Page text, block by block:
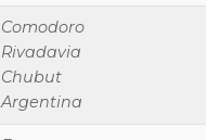
Comodoro
Rivadavia
Chubut
Argentina